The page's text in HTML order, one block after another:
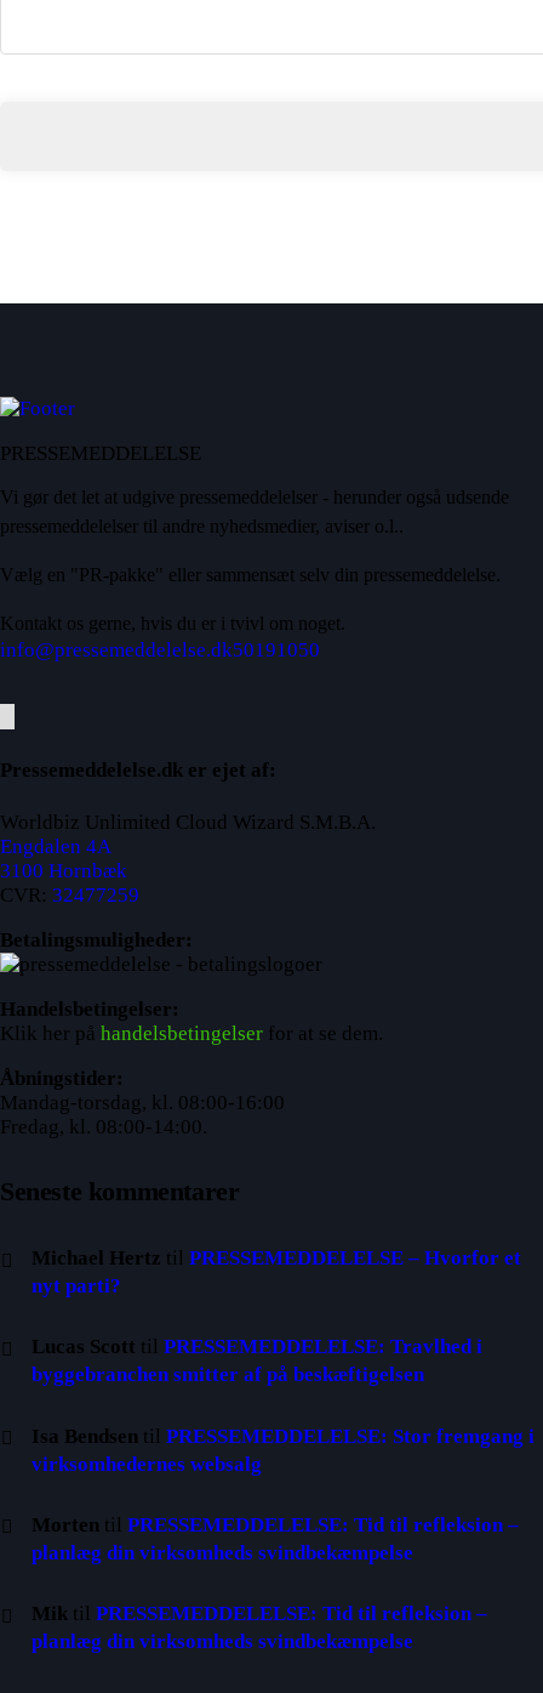
PRESSEMEDDELELSE
Vi gør det let at udgive pressemeddelelser - herunder også udsende
pressemeddelelser til andre nyhedsmedier, aviser o.l..
Vælg en "PR-pakke" eller sammensæt selv din pressemeddelelse.
Kontakt os gerne, hvis du er i tvivl om noget.
info@pressemeddelelse.dk50191050
Pressemeddelelse.dk er ejet af:
Worldbiz Unlimited Cloud Wizard S.M.B.A.
Engdalen 4A
3100 Hornbæk
CVR: 32477259
Betalingsmuligheder:
Handelsbetingelser:
Klik her på handelsbetingelser for at se dem.
Åbningstider:
Mandag-torsdag, kl. 08:00-16:00
Fredag, kl. 08:00-14:00.
Seneste kommentarer
Michael Hertz tilPRESSEMEDDELELSE – Hvorfor et
nyt parti?
Lucas Scott tilPRESSEMEDDELELSE: Travlhed i
byggebranchen smitter af på beskæftigelsen
Isa Bendsen tilPRESSEMEDDELELSE: Stor fremgang i
virksomhedernes websalg
Morten tilPRESSEMEDDELELSE: Tid til refleksion –
planlæg din virksomheds svindbekæmpelse
Mik tilPRESSEMEDDELELSE: Tid til refleksion –
planlæg din virksomheds svindbekæmpelse